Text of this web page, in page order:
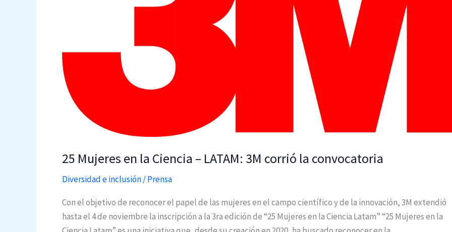
25 Mujeres en la Ciencia – LATAM: 3M corrió la convocatoria
Diversidad e inclusión/Prensa
Con el objetivo de reconocer el papel de las mujeres en el campo científico y de la innovación, 3M extendió
hasta el 4 de noviembre la inscripción a la 3ra edición de “25 Mujeres en la Ciencia Latam” “25 Mujeres en la